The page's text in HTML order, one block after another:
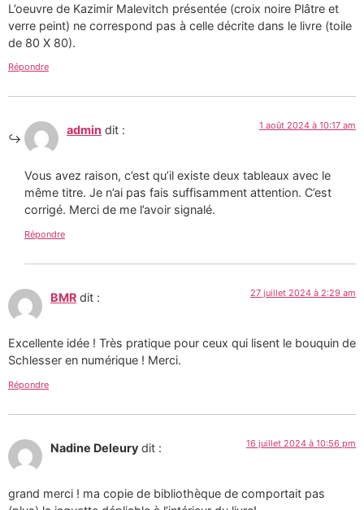
L’oeuvre de Kazimir Malevitch présentée (croix noire Plâtre et
verre peint) ne correspond pas à celle décrite dans le livre (toile
de 80 X 80).
Répondre
admin dit : 1 août 2024 à 10:17 am
Vous avez raison, c’est qu’il existe deux tableaux avec le
même titre. Je n’ai pas fais suffisamment attention. C’est
corrigé. Merci de me l’avoir signalé.
Répondre
BMR dit : 27 juillet 2024 à 2:29 am
Excellente idée ! Très pratique pour ceux qui lisent le bouquin de
Schlesser en numérique ! Merci.
Répondre
Nadine Deleury dit : 16 juillet 2024 à 10:56 pm
grand merci ! ma copie de bibliothèque de comportait pas